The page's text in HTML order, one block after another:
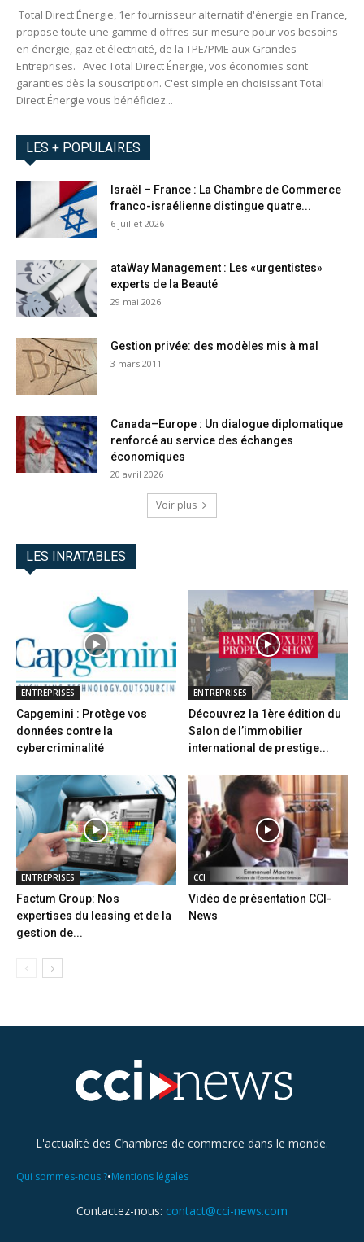
Total Direct Énergie, 1er fournisseur alternatif d'énergie en France,
propose toute une gamme d'offres sur-mesure pour vos besoins
en énergie, gaz et électricité, de la TPE/PME aux Grandes
Entreprises. Avec Total Direct Énergie, vos économies sont
garanties dès la souscription. C'est simple en choisissant Total
Direct Énergie vous bénéficiez...
LES + POPULAIRES
Israël – France : La Chambre de Commerce
franco-israélienne distingue quatre...
6 juillet 2026
ataWay Management : Les «urgentistes»
experts de la Beauté
29 mai 2026
Gestion privée: des modèles mis à mal
3 mars 2011
Canada–Europe : Un dialogue diplomatique
renforcé au service des échanges
économiques
20 avril 2026
Voir plus
LES INRATABLES
ENTREPRISES
Capgemini : Protège vos
données contre la
cybercriminalité
ENTREPRISES
Découvrez la 1ère édition du
Salon de l’immobilier
international de prestige...
ENTREPRISES
Factum Group: Nos
expertises du leasing et de la
gestion de...
CCI
Vidéo de présentation CCI-
News
L'actualité des Chambres de commerce dans le monde.
Qui sommes-nous ?•Mentions légales
Contactez-nous: contact@cci-news.com